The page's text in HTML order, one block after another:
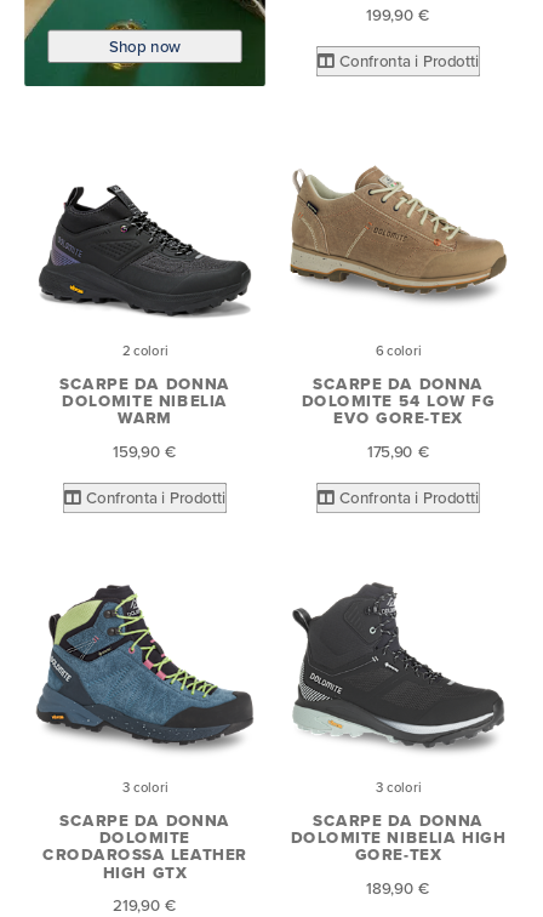
Shop now
199,90 €
Confronta i Prodotti
2 colori
SCARPE DA DONNA
DOLOMITE NIBELIA
WARM
159,90 €
Confronta i Prodotti
6 colori
SCARPE DA DONNA
DOLOMITE 54 LOW FG
EVO GORE-TEX
175,90 €
Confronta i Prodotti
3 colori
SCARPE DA DONNA
DOLOMITE
CRODAROSSA LEATHER
HIGH GTX
219,90 €
3 colori
SCARPE DA DONNA
DOLOMITE NIBELIA HIGH
GORE-TEX
189,90 €